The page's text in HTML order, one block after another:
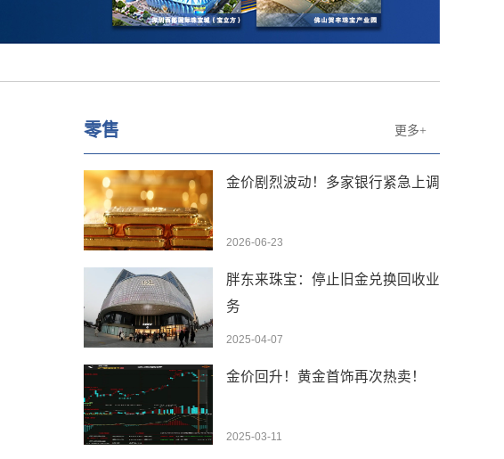
零售 更多+
金价剧烈波动！多家银行紧急上调
2026-06-23
胖东来珠宝：停止旧金兑换回收业
务
2025-04-07
金价回升！黄金首饰再次热卖！
2025-03-11